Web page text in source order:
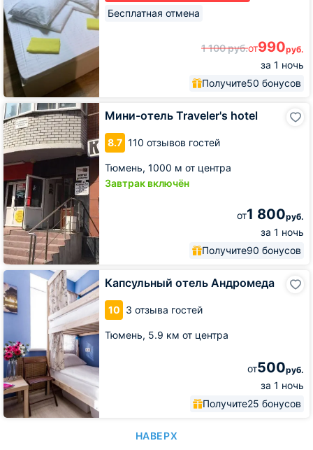
Бесплатная отмена
1 100руб.от990руб.
за 1 ночь
Получите50 бонусов
Мини-отель Traveler's hotel
8.7 110 отзывов гостей
Тюмень, 1000 м от центра
Завтрак включён
от1 800руб.
за 1 ночь
Получите90 бонусов
Мини-
отель
Traveler's
hotel
Капсульный отель Андромеда
10 3 отзыва гостей
Тюмень, 5.9 км от центра
от500руб.
за 1 ночь
Получите25 бонусов
Капсульный
отель
Андромеда
НАВЕРХ